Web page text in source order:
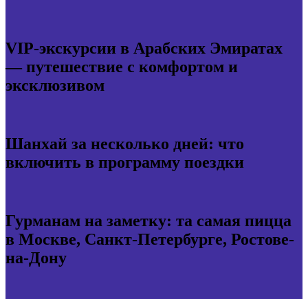
VIP-экскурсии в Арабских Эмиратах
— путешествие с комфортом и
эксклюзивом
Шанхай за несколько дней: что
включить в программу поездки
Гурманам на заметку: та самая пицца
в Москве, Санкт-Петербурге, Ростове-
на-Дону